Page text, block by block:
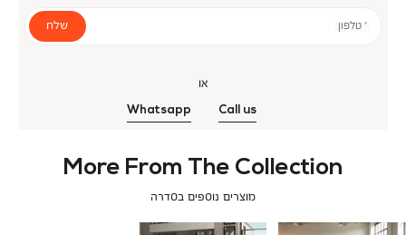
* טלפון שלח
או
Call us
Whatsapp
More From The Collection
מוצרים נוספים בסדרה